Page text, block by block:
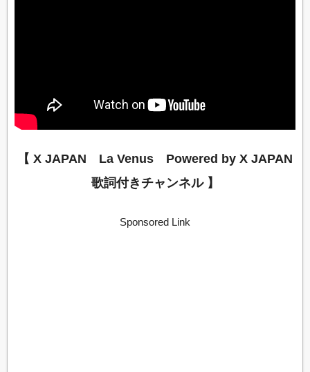
【 X JAPAN La Venus Powered by X JAPAN
歌詞付きチャンネル 】
Sponsored Link